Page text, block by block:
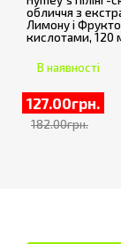
обличчя з
Лимону і
кислотами, 120
В наявності
127.00грн.
182.00грн.